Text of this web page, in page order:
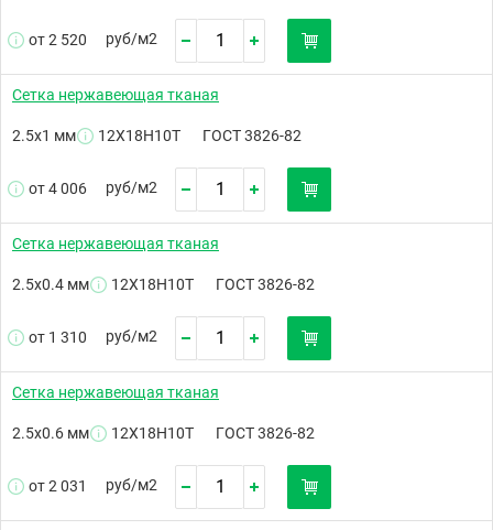
от 2 520 руб/м2
Сетка нержавеющая тканая
2.5х1 мм 12Х18Н10Т ГОСТ 3826-82
от 4 006 руб/м2
Сетка нержавеющая тканая
2.5х0.4 мм 12Х18Н10Т ГОСТ 3826-82
от 1 310 руб/м2
Сетка нержавеющая тканая
2.5х0.6 мм 12Х18Н10Т ГОСТ 3826-82
от 2 031 руб/м2